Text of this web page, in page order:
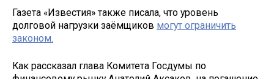
Газета «Известия» также писала, что уровень
долговой нагрузки заёмщиков могут ограничить
законом.
Как рассказал глава Комитета Госдумы по